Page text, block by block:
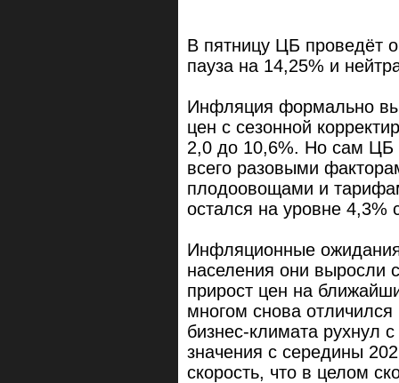
В пятницу ЦБ проведёт
пауза на 14,25% и
Инфляция формально
цен с сезонной
2,0 до 10,6%. Но сам ЦБ
всего разовыми
плодоовощами и
остался на уровне 4,3%
Инфляционные
населения они выросли
прирост цен на
многом снова
бизнес-климата рухнул
значения с середины
скорость, что в целом